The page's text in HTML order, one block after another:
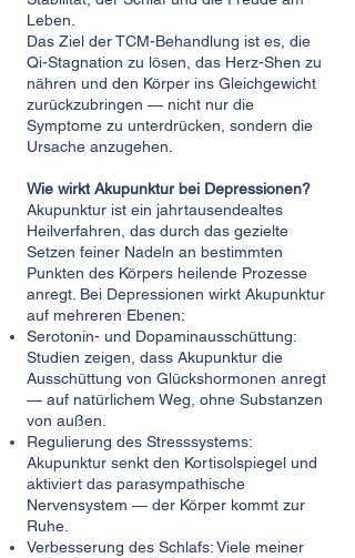
Leben.
Das Ziel der TCM-Behandlung ist es, die
Qi-Stagnation zu lösen, das Herz-Shen zu
nähren und den Körper ins Gleichgewicht
zurückzubringen — nicht nur die
Symptome zu unterdrücken, sondern die
Ursache anzugehen.
Wie wirkt Akupunktur bei Depressionen?
Akupunktur ist ein jahrtausendealtes
Heilverfahren, das durch das gezielte
Setzen feiner Nadeln an bestimmten
Punkten des Körpers heilende Prozesse
anregt. Bei Depressionen wirkt Akupunktur
auf mehreren Ebenen:
Serotonin- und Dopaminausschüttung:
Studien zeigen, dass Akupunktur die
Ausschüttung von Glückshormonen anregt
— auf natürlichem Weg, ohne Substanzen
von außen.
Regulierung des Stresssystems:
Akupunktur senkt den Kortisolspiegel und
aktiviert das parasympathische
Nervensystem — der Körper kommt zur
Ruhe.
Verbesserung des Schlafs: Viele meiner